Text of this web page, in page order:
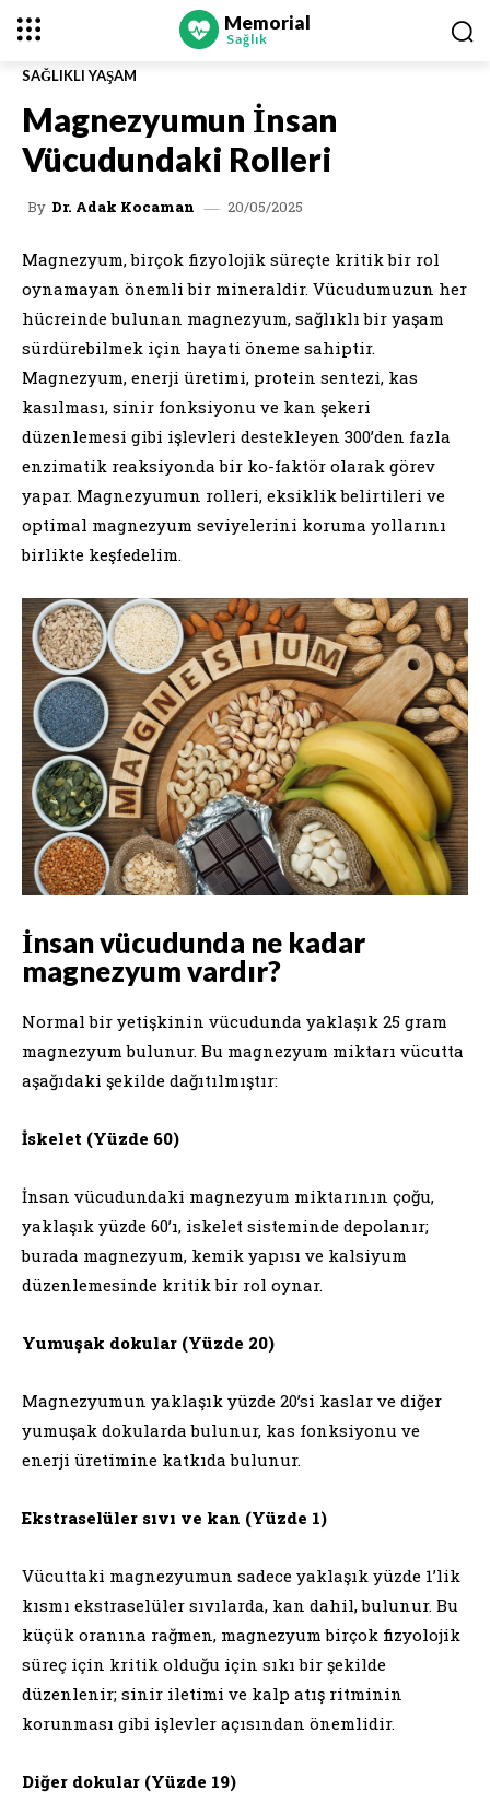
Memorial
Sağlık
SAĞLIKLI YAŞAM
Magnezyumun İnsan
Vücudundaki Rolleri
By Dr. Adak Kocaman 20/05/2025
Magnezyum, birçok fizyolojik süreçte kritik bir rol
oynamayan önemli bir mineraldir. Vücudumuzun her
hücreinde bulunan magnezyum, sağlıklı bir yaşam
sürdürebilmek için hayati öneme sahiptir.
Magnezyum, enerji üretimi, protein sentezi, kas
kasılması, sinir fonksiyonu ve kan şekeri
düzenlemesi gibi işlevleri destekleyen 300’den fazla
enzimatik reaksiyonda bir ko-faktör olarak görev
yapar. Magnezyumun rolleri, eksiklik belirtileri ve
optimal magnezyum seviyelerini koruma yollarını
birlikte keşfedelim.
İnsan vücudunda ne kadar
magnezyum vardır?
Normal bir yetişkinin vücudunda yaklaşık 25 gram
magnezyum bulunur. Bu magnezyum miktarı vücutta
aşağıdaki şekilde dağıtılmıştır:
İskelet (Yüzde 60)
İnsan vücudundaki magnezyum miktarının çoğu,
yaklaşık yüzde 60’ı, iskelet sisteminde depolanır;
burada magnezyum, kemik yapısı ve kalsiyum
düzenlemesinde kritik bir rol oynar.
Yumuşak dokular (Yüzde 20)
Magnezyumun yaklaşık yüzde 20’si kaslar ve diğer
yumuşak dokularda bulunur, kas fonksiyonu ve
enerji üretimine katkıda bulunur.
Ekstraselüler sıvı ve kan (Yüzde 1)
Vücuttaki magnezyumun sadece yaklaşık yüzde 1’lik
kısmı ekstraselüler sıvılarda, kan dahil, bulunur. Bu
küçük oranına rağmen, magnezyum birçok fizyolojik
süreç için kritik olduğu için sıkı bir şekilde
düzenlenir; sinir iletimi ve kalp atış ritminin
korunması gibi işlevler açısından önemlidir.
Diğer dokular (Yüzde 19)